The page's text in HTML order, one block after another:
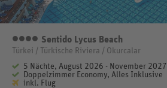
4 Sterne
Sentido Lycus Beach
Türkei / Türkische Riviera / Okurcalar
5 Nächte, August 2026 - November 2027
Doppelzimmer Economy, Alles Inklusive
inkl. Flug